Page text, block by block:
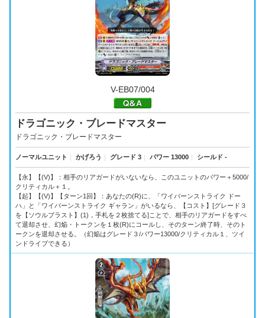
V-EB07/004
ドラゴニック・ブレードマスター
ドラゴニック・ブレードマスター
ノーマルユニット ｜ かげろう ｜ グレード 3 ｜ パワー 13000 ｜ シールド -
【永】【(V)】：相手のリアガードがいないなら、このユニットのパワー＋5000/
クリティカル＋１。
【起】【(V)】【ターン1回】：あなたの(R)に、「ワイバーンストライク ドー
ハ」と「ワイバーンストライク ギャラン」がいるなら、【コスト】[グレード３
を【ソウルブラスト】(1)，手札を２枚捨てる]ことで、相手のリアガードをすべ
て退却させ、幻焔・トークンを１枚(R)にコールし、そのターン終了時、そのト
ークンを退却させる。（幻焔はグレード３/パワー13000/クリティカル１、ツイ
ンドライブできる）